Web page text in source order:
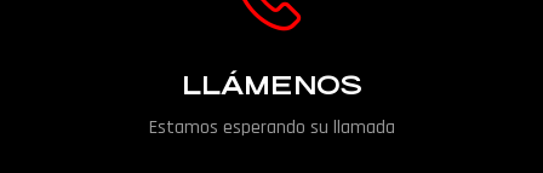
LLÁMENOS
Estamos esperando su llamada